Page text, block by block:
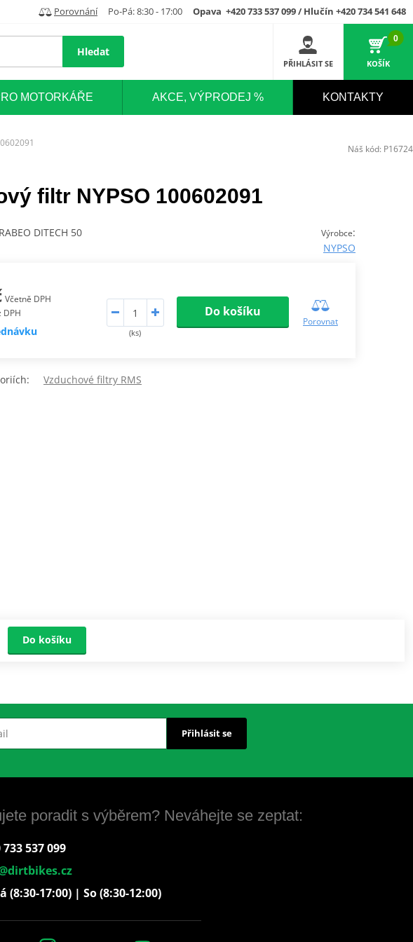
Porovnání Po-Pá: 8:30 - 17:00 Opava +420 733 537 099 / Hlučín +420 734 541 648
Hledat
PŘIHLÁSIT SE
0
KOŠÍK
MOTORKÁŘE AKCE, VÝPRODEJ % KONTAKTY
filtr NYPSO 100602091
Výrobce:
NYPSO
DITECH 50
Včetně DPH
DPH
(ks)
Do košíku
Porovnat
Vzduchové filtry RMS
Do košíku
Náš kód: P16724
Přihlásit se
poradit s výběrem? Neváhejte se zeptat:
733 537 099
(8:30-17:00) | So (8:30-12:00)